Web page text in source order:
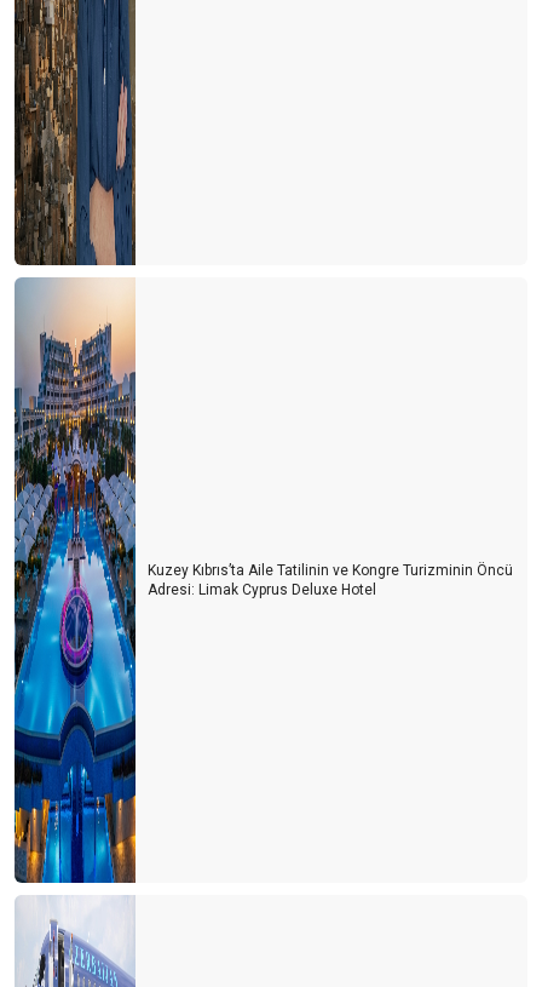
Kuzey Kıbrıs’ta Aile Tatilinin ve Kongre Turizminin Öncü
Adresi: Limak Cyprus Deluxe Hotel